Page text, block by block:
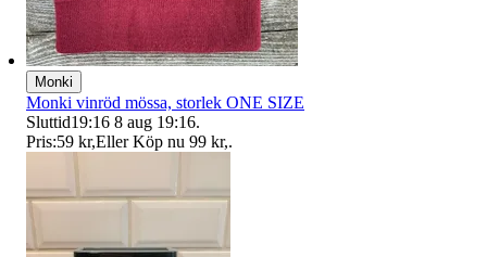
Monki
Monki vinröd mössa, storlek ONE SIZE
Sluttid19:16 8 aug 19:16.
Pris:59 kr,Eller Köp nu 99 kr,.